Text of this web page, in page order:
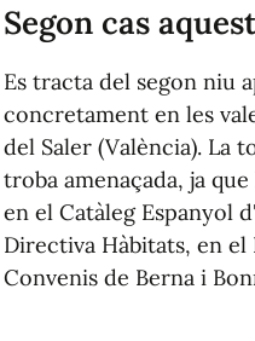
Segon cas
Es tracta del segon niu
concretament en les
del Saler (València). La
troba amenaçada, ja
en el Catàleg Espanyol
Directiva Hàbitats, en
Convenis de Berna i